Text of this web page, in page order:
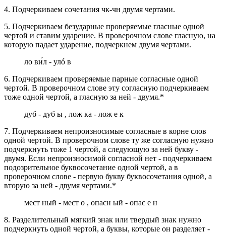
4. Подчеркиваем сочетания чк-чн двумя чертами.
5. Подчеркиваем безударные проверяемые гласные одной
чертой и ставим ударение. В проверочном слове гласную, на
которую падает ударение, подчеркнем двумя чертами.
ло ви́л - улó в
6. Подчеркиваем проверяемые парные согласные одной
чертой. В проверочном слове эту согласную подчеркиваем
тоже одной чертой, а гласную за ней - двумя.*
дуб - дуб ы , лож ка - лож е к
7. Подчеркиваем непроизносимые согласные в корне слов
одной чертой. В проверочном слове ту же согласную нужно
подчеркнуть тоже 1 чертой, а следующую за ней букву -
двумя. Если непроизносимой согласной нет - подчеркиваем
подозрительное буквосочетание одной чертой, а в
проверочном слове - первую букву буквосочетания одной, а
вторую за ней - двумя чертами.*
мест ный - мест о , опасн ый - опас е н
8. Разделительный мягкий знак или твердый знак нужно
подчеркнуть одной чертой, а буквы, которые он разделяет -